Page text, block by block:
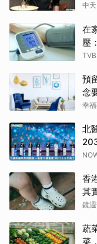
中
在
壓
預
念
幸
北
香
其
鏡
蔬
菜